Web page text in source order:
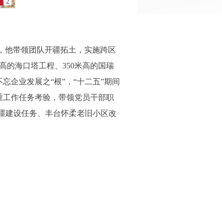
他带领团队开疆拓土，实施跨区
的海口塔工程、350米高的国瑞
企业发展之“根”，“十二五”期间
作任务考验，带领党员干部职
建设任务、丰台怀柔老旧小区改